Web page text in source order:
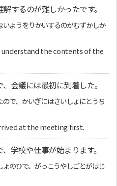
するのが難しかったです。
ようをりかいするのがむずかしか
the contents of the
会議には最初に到着した。
で、かいぎにはさいしょにとうち
at the meeting first.
学校や仕事が始まります。
のひで、がっこうやしごとがはじ